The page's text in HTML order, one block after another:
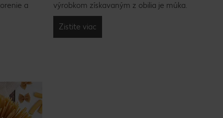
a
výrobkom získavaným z obilia je múka.
Zistite viac